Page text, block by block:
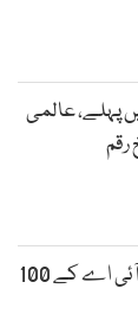
پہلے، عالمی
عارف حبیب کنسورشیم نے پی آئی اے کے 100